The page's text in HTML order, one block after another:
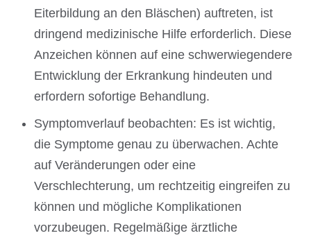
Eiterbildung an den Bläschen) auftreten, ist
dringend medizinische Hilfe erforderlich. Diese
Anzeichen können auf eine schwerwiegendere
Entwicklung der Erkrankung hindeuten und
erfordern sofortige Behandlung.
Symptomverlauf beobachten: Es ist wichtig,
die Symptome genau zu überwachen. Achte
auf Veränderungen oder eine
Verschlechterung, um rechtzeitig eingreifen zu
können und mögliche Komplikationen
vorzubeugen. Regelmäßige ärztliche